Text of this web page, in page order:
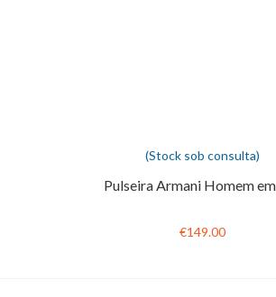
(Stock sob consulta)
Pulseira Armani Homem
€149.00